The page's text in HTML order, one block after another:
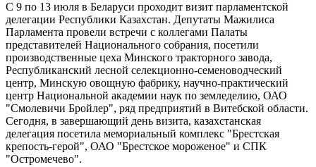
С 9 по 13 июля в Беларуси проходит визит парламентской
делегации Республики Казахстан. Депутаты Мажилиса
Парламента провели встречи с коллегами Палаты
представителей Национального собрания, посетили
производственные цеха Минского тракторного завода,
Республиканский лесной селекционно-семеноводческий
центр, Минскую овощную фабрику, научно-практический
центр Национальной академии наук по земледелию, ОАО
"Смолевичи Бройлер", ряд предприятий в Витебской области.
Сегодня, в завершающий день визита, казахстанская
делегация посетила мемориальный комплекс "Брестская
крепость-герой", ОАО "Брестское мороженое" и СПК
"Остромечево".